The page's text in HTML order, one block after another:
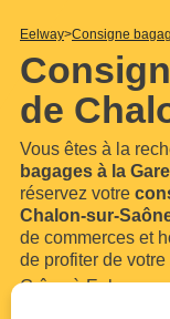
Eelway Consigne
de
Vous êtes à la
bagages à la
réservez votre
Chalon-sur-
de commerces et
de profiter de votre
Grâce à Eelway,